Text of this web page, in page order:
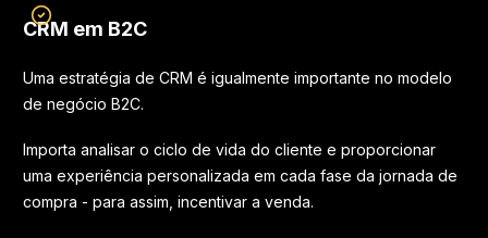
CRM em B2C
Uma estratégia de CRM é igualmente importante no modelo
de negócio B2C.
Importa analisar o ciclo de vida do cliente e proporcionar
uma experiência personalizada em cada fase da jornada de
compra - para assim, incentivar a venda.